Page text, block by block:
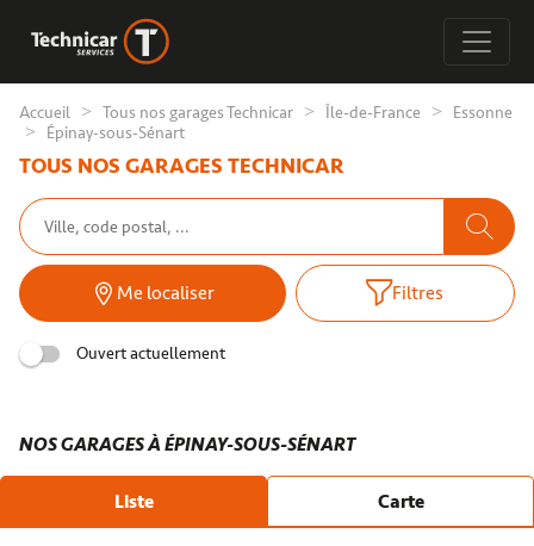
Accueil Tous nos garages Technicar Île-de-France
Essonne
Épinay-sous-Sénart
TOUS NOS GARAGES TECHNICAR
Me localiser Filtres
Ouvert actuellement
NOS GARAGES À ÉPINAY-SOUS-SÉNART
Liste Carte